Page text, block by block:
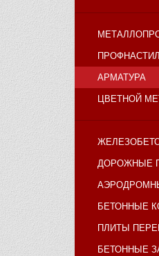
ПРОФНАСТИЛ
АРМАТУРА
ЦВЕТНОЙ
ДОРОЖНЫЕ
БЕТОННЫЕ
ПЛИТЫ
БЕТОННЫЕ